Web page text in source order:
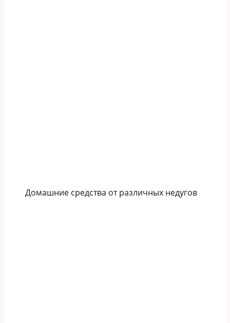
Домашние средства от различных недугов